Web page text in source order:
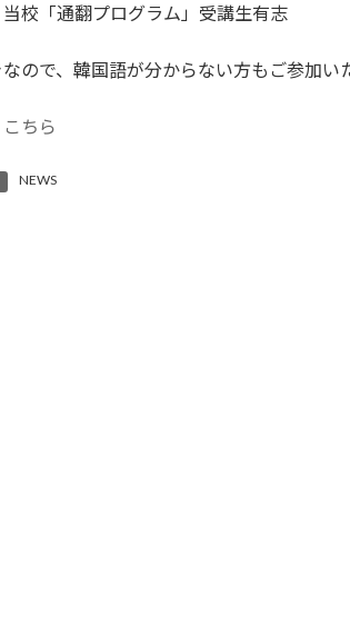
当校「通翻プログラム」受講生有志
ので、韓国語が分からない方もご参加い
こちら
NEWS